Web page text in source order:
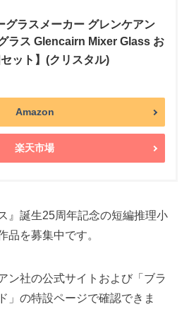
グラスメーカー グレンケアン
ラス Glencairn Mixer Glass お
ット】(クリスタル)
Amazon
楽天市場
』誕生25周年記念の短編推理小
品を募集中です。
ン社の公式サイトおよび「ブラ
」の特設ページで確認できま